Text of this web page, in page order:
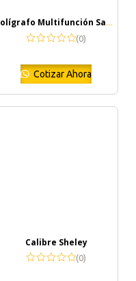
Bolígrafo Multifunción Sauris
(0)
Cotizar Ahora
Calibre Sheley
(0)